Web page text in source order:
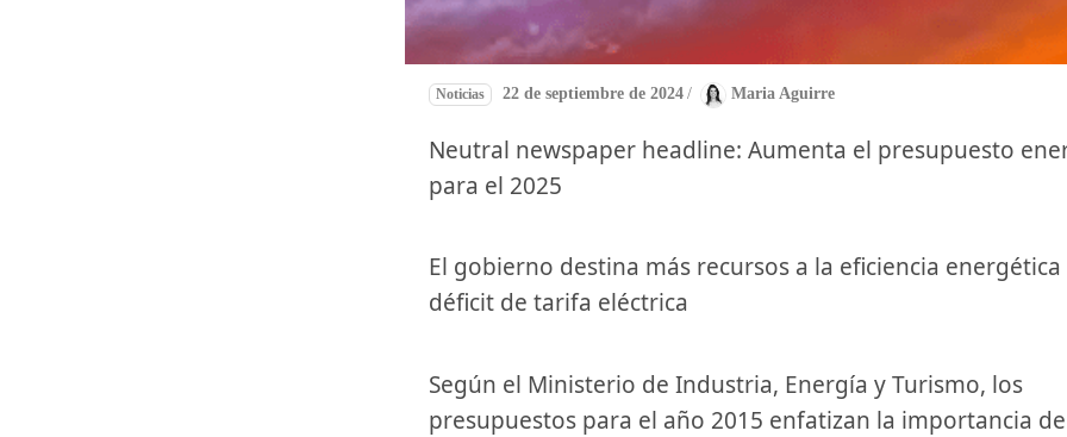
Noticias 22 de septiembre de 2024 / Maria Aguirre
Neutral newspaper headline: Aumenta el presupuesto energético
para el 2025
El gobierno destina más recursos a la eficiencia energética y al
déficit​ de tarifa eléctrica
Según el Ministerio de Industria, Energía y Turismo,⁢ los
presupuestos para el año 2015 enfatizan la importancia